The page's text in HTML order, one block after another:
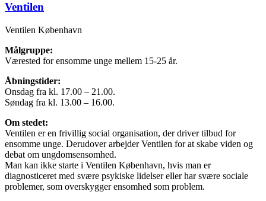
Ventilen
Ventilen København
Målgruppe:
Værested for ensomme unge mellem 15-25 år.
Åbningstider:
Onsdag fra kl. 17.00 – 21.00.
Søndag fra kl. 13.00 – 16.00.
Om stedet:
Ventilen er en frivillig social organisation, der driver tilbud for
ensomme unge. Derudover arbejder Ventilen for at skabe viden og
debat om ungdomsensomhed.
Man kan ikke starte i Ventilen København, hvis man er
diagnosticeret med svære psykiske lidelser eller har svære sociale
problemer, som overskygger ensomhed som problem.